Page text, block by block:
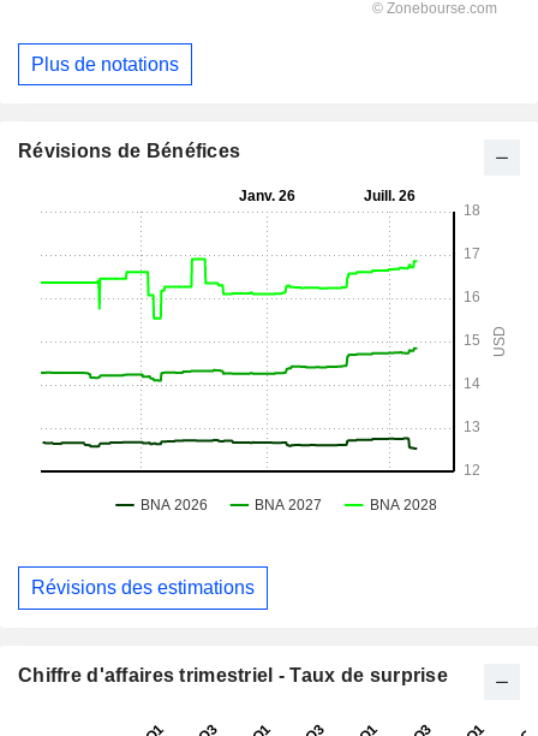
Plus de notations
Révisions de Bénéfices
Révisions des estimations
Chiffre d'affaires trimestriel - Taux de surprise